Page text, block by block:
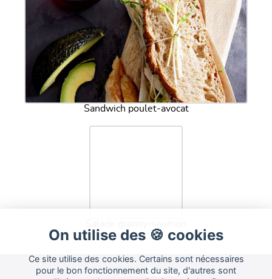
Sandwich poulet-avocat
On utilise des 🍪 cookies
Ce site utilise des cookies. Certains sont nécessaires
pour le bon fonctionnement du site, d'autres sont
2015-2026CuisineLand